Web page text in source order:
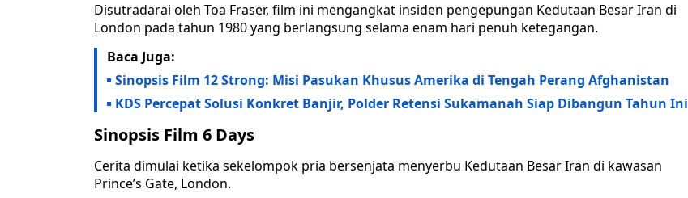
Disutradarai oleh Toa Fraser, film ini mengangkat insiden pengepungan Kedutaan Besar Iran di
London pada tahun 1980 yang berlangsung selama enam hari penuh ketegangan.
Baca Juga:
Sinopsis Film 12 Strong: Misi Pasukan Khusus Amerika di Tengah Perang Afghanistan
KDS Percepat Solusi Konkret Banjir, Polder Retensi Sukamanah Siap Dibangun Tahun Ini
Sinopsis Film 6 Days
Cerita dimulai ketika sekelompok pria bersenjata menyerbu Kedutaan Besar Iran di kawasan
Prince’s Gate, London.